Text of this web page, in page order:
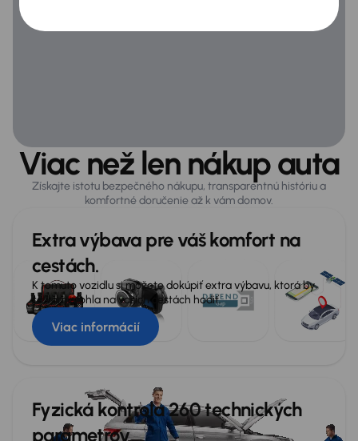
Bluetooth pripojenie
Airbag
Alarm
Asistent rozjazdu do kopca
Asistent zjazdu z kopca
ASR
Všeobecné
Viac než len nákup auta
Získajte istotu bezpečného nákupu, transparentnú históriu a
komfortné doručenie až k vám domov.
Extra výbava pre váš komfort na
cestách.
K tomuto vozidlu si môžete dokúpiť extra výbavu, ktorá by
sa vám mohla na vašich cestách hodiť.
Viac informácií
Fyzická kontrola 260 technických
parametrov